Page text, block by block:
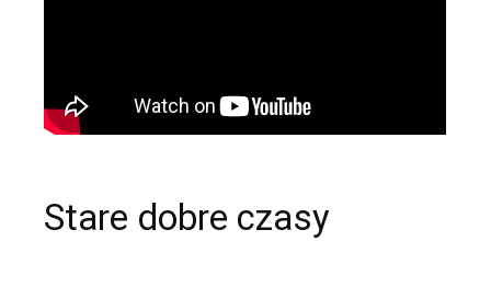
Stare dobre czasy